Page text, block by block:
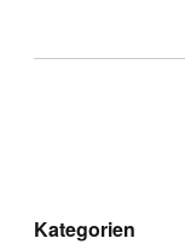
Kategorien